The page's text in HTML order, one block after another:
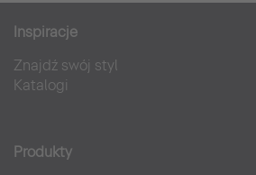
Inspiracje
Znajdź swój styl
Katalogi
Produkty